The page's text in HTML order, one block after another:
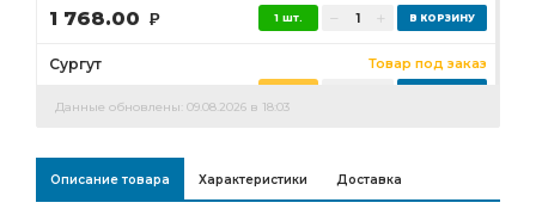
1 768.00 Р 1 шт.
Сургут Товар под заказ
Данные обновлены: 09.08.2026 в 18:03
Описание товара Характеристики Доставка